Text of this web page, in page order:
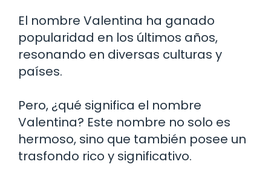
El nombre Valentina ha ganado
popularidad en los últimos años,
resonando en diversas culturas y
países.
Pero, ¿qué significa el nombre
Valentina? Este nombre no solo es
hermoso, sino que también posee un
trasfondo rico y significativo.